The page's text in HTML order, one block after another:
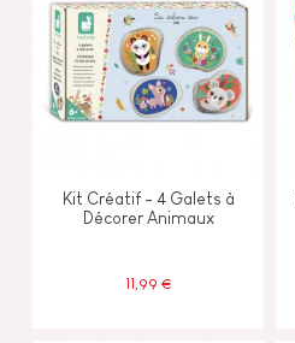
Kit Créatif - 4 Galets à
Décorer Animaux
11,99 €